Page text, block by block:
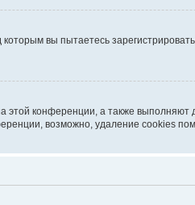
вы пытаетесь
конференции, а также
возможно, удаление cookies